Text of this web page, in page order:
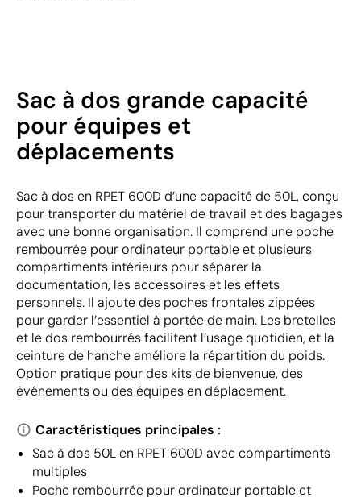
Sac à dos grande capacité
pour équipes et
déplacements
Sac à dos en RPET 600D d’une capacité de 50L, conçu
pour transporter du matériel de travail et des bagages
avec une bonne organisation. Il comprend une poche
rembourrée pour ordinateur portable et plusieurs
compartiments intérieurs pour séparer la
documentation, les accessoires et les effets
personnels. Il ajoute des poches frontales zippées
pour garder l’essentiel à portée de main. Les bretelles
et le dos rembourrés facilitent l’usage quotidien, et la
ceinture de hanche améliore la répartition du poids.
Option pratique pour des kits de bienvenue, des
événements ou des équipes en déplacement.
Caractéristiques principales :
Sac à dos 50L en RPET 600D avec compartiments
multiples
Poche rembourrée pour ordinateur portable et